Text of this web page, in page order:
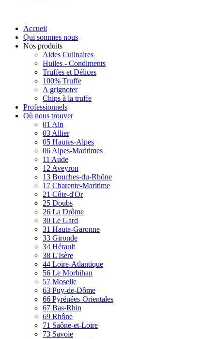
Accueil
Qui sommes nous
Nos produits
Aides Culinaires
Huiles - Condiments
Truffes et Délices
100% Truffe
A grignoter
Chips à la truffe
Professionnels
Où nous trouver
01 Ain
03 Allier
05 Hautes-Alpes
06 Alpes-Maritimes
11 Aude
12 Aveyron
13 Bouches-du-Rhône
17 Charente-Maritime
21 Côte-d'Or
25 Doubs
26 La Drôme
30 Le Gard
31 Haute-Garonne
33 Gironde
34 Hérault
38 L'Isère
44 Loire-Atlantique
56 Le Morbihan
57 Moselle
63 Puy-de-Dôme
66 Pyrénées-Orientales
67 Bas-Rhin
69 Rhône
71 Saône-et-Loire
73 Savoie